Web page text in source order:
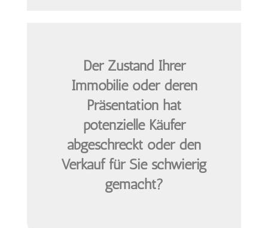
Der Zustand Ihrer
Immobilie oder deren
Präsentation hat
potenzielle Käufer
abgeschreckt oder den
Verkauf für Sie schwierig
gemacht?